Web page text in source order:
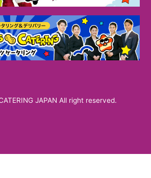
JAPAN All right reserved.